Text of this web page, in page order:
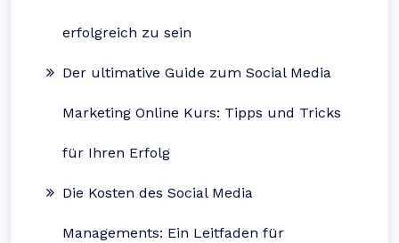
erfolgreich zu sein
Der ultimative Guide zum Social Media
Marketing Online Kurs: Tipps und Tricks
für Ihren Erfolg
Die Kosten des Social Media
Managements: Ein Leitfaden für